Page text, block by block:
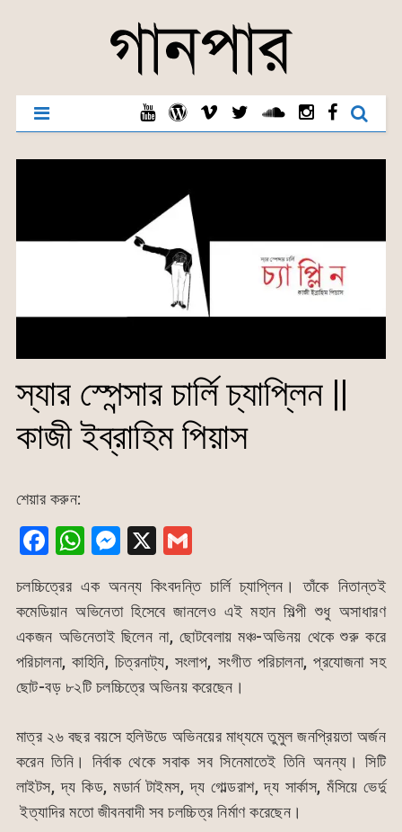
স্যার স্পেন্সার চার্লি চ্যাপ্লিন ||
কাজী ইব্রাহিম পিয়াস
শেয়ার করুন:
F
c
e
b
o
k
W
at
s
A
p
M
s
s
e
n
er
X G
ai
l
চলচ্চিত্রের এক অনন্য কিংবদন্তি চার্লি চ্যাপ্লিন। তাঁকে নিতান্তই
কমেডিয়ান অভিনেতা হিসেবে জানলেও এই মহান শিল্পী শুধু অসাধারণ
একজন অভিনেতাই ছিলেন না, ছোটবেলায় মঞ্চ-অভিনয় থেকে শুরু করে
পরিচালনা, কাহিনি, চিত্রনাট্য, সংলাপ, সংগীত পরিচালনা, প্রযোজনা সহ
ছোট-বড় ৮২টি চলচ্চিত্রে অভিনয় করেছেন।
মাত্র ২৬ বছর বয়সে হলিউডে অভিনয়ের মাধ্যমে তুমুল জনপ্রিয়তা অর্জন
করেন তিনি। নির্বাক থেকে সবাক সব সিনেমাতেই তিনি অনন্য। সিটি
লাইটস, দ্য কিড, মডার্ন টাইমস, দ্য গোল্ডরাশ, দ্য সার্কাস, মঁসিয়ে ভের্দু
ইত্যাদির মতো জীবনবাদী সব চলচ্চিত্র নির্মাণ করেছেন।